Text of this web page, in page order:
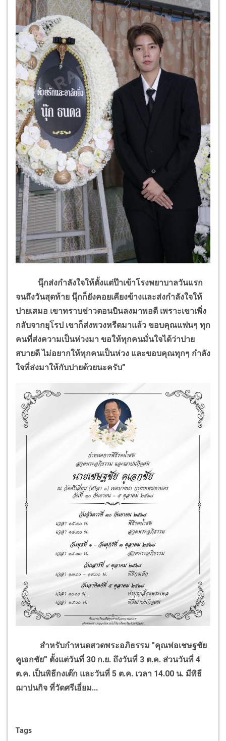
นุ๊กส่งกำลังใจให้ตั้งแต่ป๊าเข้าโรงพยาบาลวันแรก
จนถึงวันสุดท้าย นุ๊กก็ยังคอยเคียงข้างและส่งกำลังใจให้
ปายเสมอ เขาทราบข่าวตอนบินลงมาพอดี เพราะเขาเพิ่ง
กลับจากยุโรป เขาก็ส่งพวงหรีดมาแล้ว ขอบคุณแฟนๆ ทุก
คนที่ส่งความเป็นห่วงมา ขอให้ทุกคนมั่นใจได้ว่าปาย
สบายดี ไม่อยากให้ทุกคนเป็นห่วง และขอบคุณทุกๆ กำลัง
ใจที่ส่งมาให้กับปายด้วยนะครับ”
สำหรับกำหนดสวดพระอภิธรรม "คุณพ่อเชษฐชัย
คูเอกชัย” ตั้งแต่วันที่ 30 ก.ย. ถึงวันที่ 3 ต.ค. ส่วนวันที่ 4
ต.ค. เป็นพิธีกงเต๊ก และวันที่ 5 ต.ค. เวลา 14.00 น. มีพิธี
ฌาปนกิจ ที่วัดศรีเอี่ยม...
Tags